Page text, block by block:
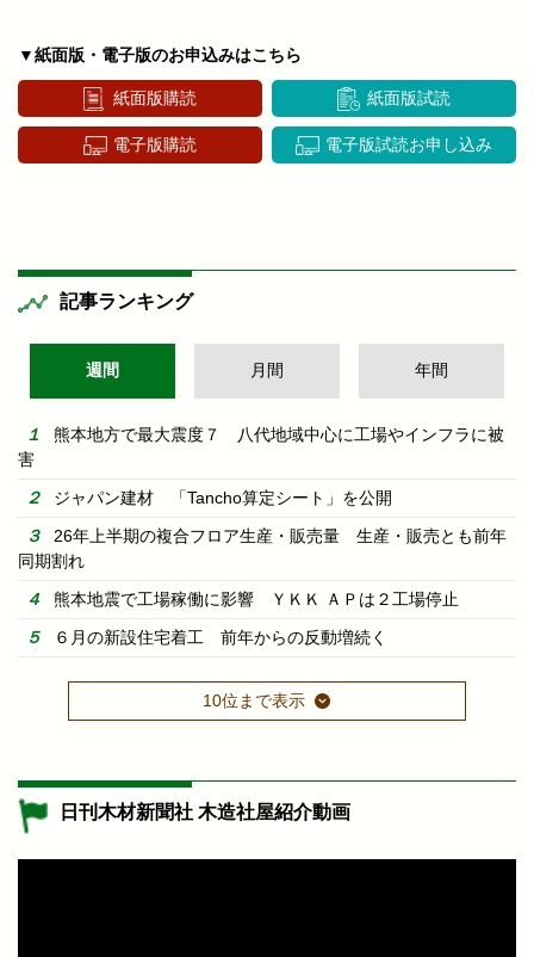
▼紙面版・電子版のお申込みはこちら
紙面版購読 紙面版試読
電子版購読 電子版試読お申し込み
記事ランキング
週間 月間 年間
熊本地方で最大震度７ 八代地域中心に工場やインフラに被
害
ジャパン建材 「Tancho算定シート」を公開
26年上半期の複合フロア生産・販売量 生産・販売とも前年
同期割れ
熊本地震で工場稼働に影響 ＹＫＫ ＡＰは２工場停止
６月の新設住宅着工 前年からの反動増続く
10位まで表示
日刊木材新聞社 木造社屋紹介動画